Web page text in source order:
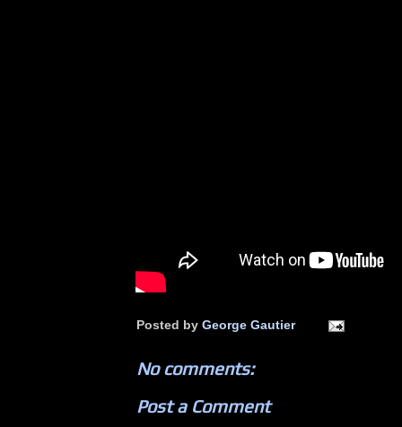
Posted by George Gautier
No comments:
Post a Comment